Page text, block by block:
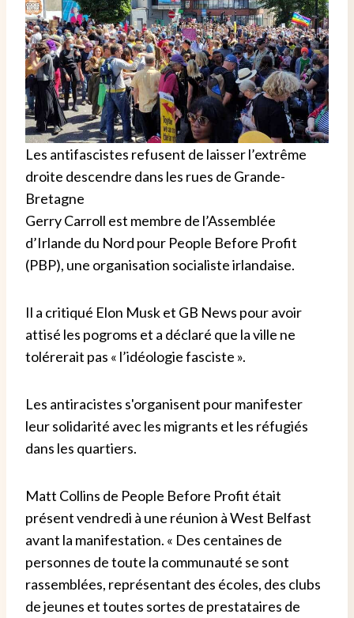
Les antifascistes refusent de laisser l’extrême
droite descendre dans les rues de Grande-
Bretagne
Gerry Carroll est membre de l’Assemblée
d’Irlande du Nord pour People Before Profit
(PBP), une organisation socialiste irlandaise.
Il a critiqué Elon Musk et GB News pour avoir
attisé les pogroms et a déclaré que la ville ne
tolérerait pas « l’idéologie fasciste ».
Les antiracistes s'organisent pour manifester
leur solidarité avec les migrants et les réfugiés
dans les quartiers.
Matt Collins de People Before Profit était
présent vendredi à une réunion à West Belfast
avant la manifestation. « Des centaines de
personnes de toute la communauté se sont
rassemblées, représentant des écoles, des clubs
de jeunes et toutes sortes de prestataires de